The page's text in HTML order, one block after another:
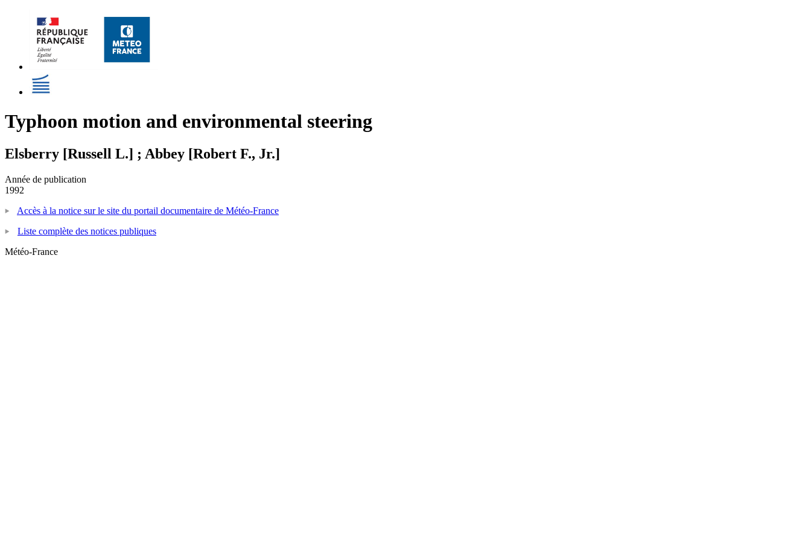
Typhoon motion and environmental steering
Elsberry [Russell L.] ; Abbey [Robert F., Jr.]
Année de publication
1992
Accès à la notice sur le site du portail documentaire de Météo-France
Liste complète des notices publiques
Météo-France